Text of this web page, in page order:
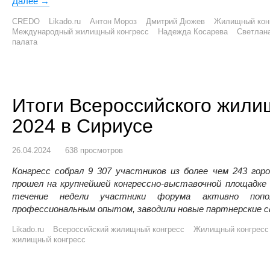
CREDO Likado.ru Антон Мороз Дмитрий Дюжев
Жилищный
Международный жилищный конгресс
Надежда Косарева
палата
Итоги Всероссийского
2024 в Сириусе
26.04.2024 638 просмотров
Конгресс собрал 9 307 участников из более чем 243
прошел на крупнейшей конгрессно-выставочной
течение недели участники форума активно
профессиональным опытом, заводили новые партнерские
Likado.ru Всероссийский жилищный конгресс
Жилищный конгресс
жилищный конгресс